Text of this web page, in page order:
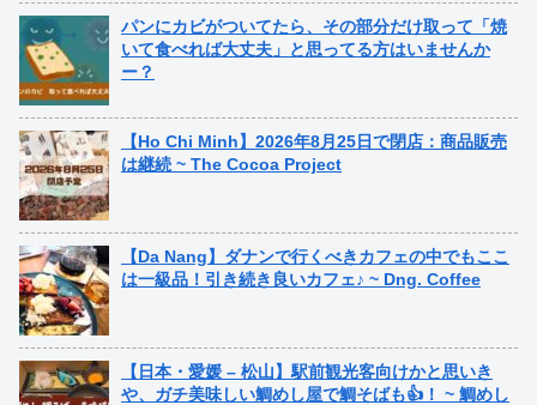
パンにカビがついてたら、その部分だけ取って「焼
いて食べれば大丈夫」と思ってる方はいませんか
ー？
【Ho Chi Minh】2026年8月25日で閉店：商品販売
は継続 ~ The Cocoa Project
【Da Nang】ダナンで行くべきカフェの中でもここ
は一級品！引き続き良いカフェ♪ ~ Dng. Coffee
【日本・愛媛 – 松山】駅前観光客向けかと思いき
や、ガチ美味しい鯛めし屋で鯛そばも👍！ ~ 鯛めし